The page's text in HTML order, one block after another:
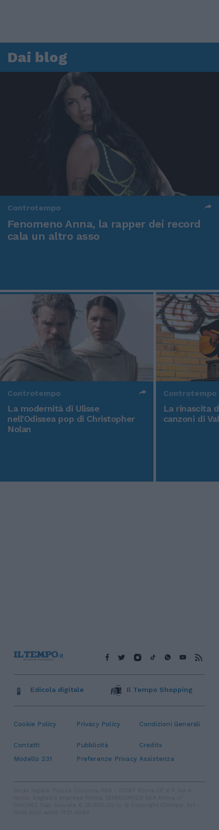
Dai blog
Controtempo
Fenomeno Anna, la rapper dei record
cala un altro asso
Controtempo
La modernità di Ulisse
nell'Odissea pop di Christopher
Nolan
Controtempo
La rinascita
canzoni di
Cookie Policy Privacy Policy Condizioni Generali
Contatti Pubblicità
Credits
Modello 231
Preferenze Privacy Assistenza
Edicola digitale Il Tempo Shopping